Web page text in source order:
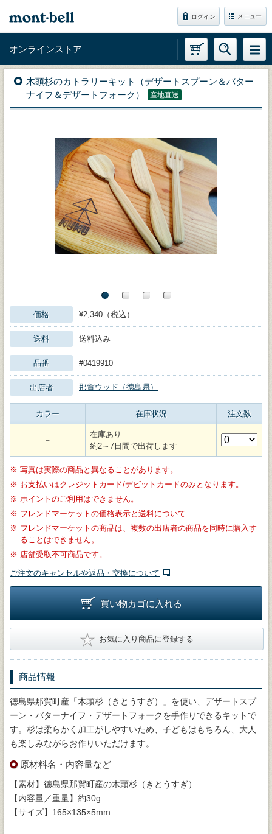
ログイン メニュー
オンラインストア
木頭杉のカトラリーキット（デザートスプーン＆バター
ナイフ＆デザートフォーク）
産地直送
価格 ¥2,340（税込）
送料 送料込み
品番 #0419910
出店者 那賀ウッド（徳島県）
カラー 在庫状況 注文数
－
在庫あり
約2～7日間で出荷します
※ 写真は実際の商品と異なることがあります。
※ お支払いはクレジットカード/デビットカードのみとなります。
※ ポイントのご利用はできません。
※ フレンドマーケットの価格表示と送料について
※ フレンドマーケットの商品は、複数の出店者の商品を同時に購入す
ることはできません。
※ 店舗受取不可商品です。
ご注文のキャンセルや返品・交換について
買い物カゴに入れる
★ お気に入り商品に登録する
商品情報
徳島県那賀町産「木頭杉（きとうすぎ）」を使い、デザートスプ
ーン・バターナイフ・デザートフォークを手作りできるキットで
す。杉は柔らかく加工がしやすいため、子どもはもちろん、大人
も楽しみながらお作りいただけます。
原材料名・内容量など
【素材】徳島県那賀町産の木頭杉（きとうすぎ）
【内容量／重量】約30g
【サイズ】165×135×5mm